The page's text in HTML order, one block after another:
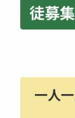
徒募集
一人